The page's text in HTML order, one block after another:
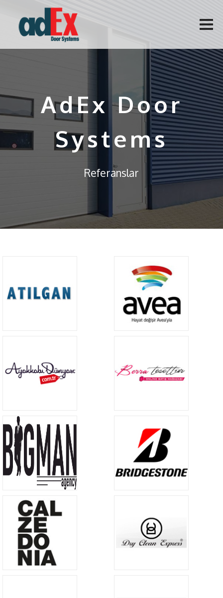
AdEx Door
Systems
Referanslar